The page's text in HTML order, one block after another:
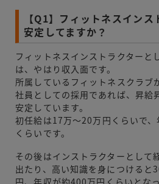
【Q1】フィットネスイン
安定してますか？
フィットネスインストラクターと
は、やはり収入面です。
所属しているフィットネスクラブ
社員としての採用であれば、昇給
安定しています。
初任給は17万〜20万円くらいで
くらいです。
その後はインストラクターとして
出たり、高い知識を身につけると
円、年収が約400万円くらいとなっ